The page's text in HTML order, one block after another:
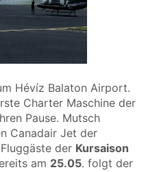
Hévíz Balaton Airport.
Charter Maschine der
Pause. Mutsch
Canadair Jet der
der Kursaison
am 25.05. folgt der